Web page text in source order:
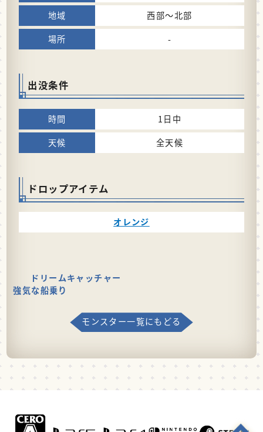
西部～北部
-
出没条件
1日中
全天候
ドロップアイテム
オレンジ
ドリームキャッチャー
強気な船乗り
モンスター一覧にもどる